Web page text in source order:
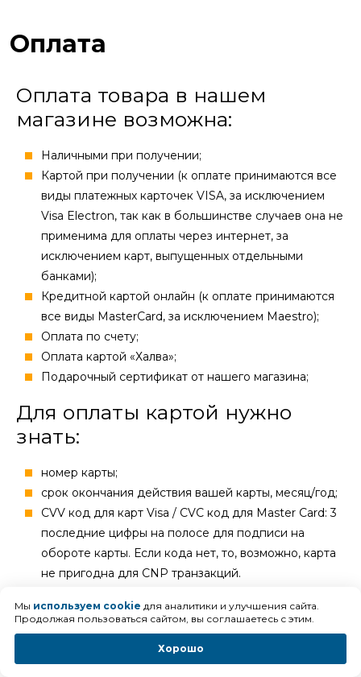
Оплата
Оплата товара в нашем
магазине возможна:
Наличными при получении;
Картой при получении (к оплате принимаются все
виды платежных карточек VISA, за исключением
Visa Electron, так как в большинстве случаев она не
применима для оплаты через интернет, за
исключением карт, выпущенных отдельными
банками);
Кредитной картой онлайн (к оплате принимаются
все виды MasterCard, за исключением Maestro);
Оплата по счету;
Оплата картой «Халва»;
Подарочный сертификат от нашего магазина;
Для оплаты картой нужно
знать:
номер карты;
cрок окончания действия вашей карты, месяц/год;
CVV код для карт Visa / CVC код для Master Card: 3
последние цифры на полосе для подписи на
обороте карты. Если кода нет, то, возможно, карта
не пригодна для CNP транзакций.
Наш шоу-рум тренажеров
Мы используем cookie для аналитики и улучшения сайта.
Продолжая пользоваться сайтом, вы соглашаетесь с этим.
Хорошо